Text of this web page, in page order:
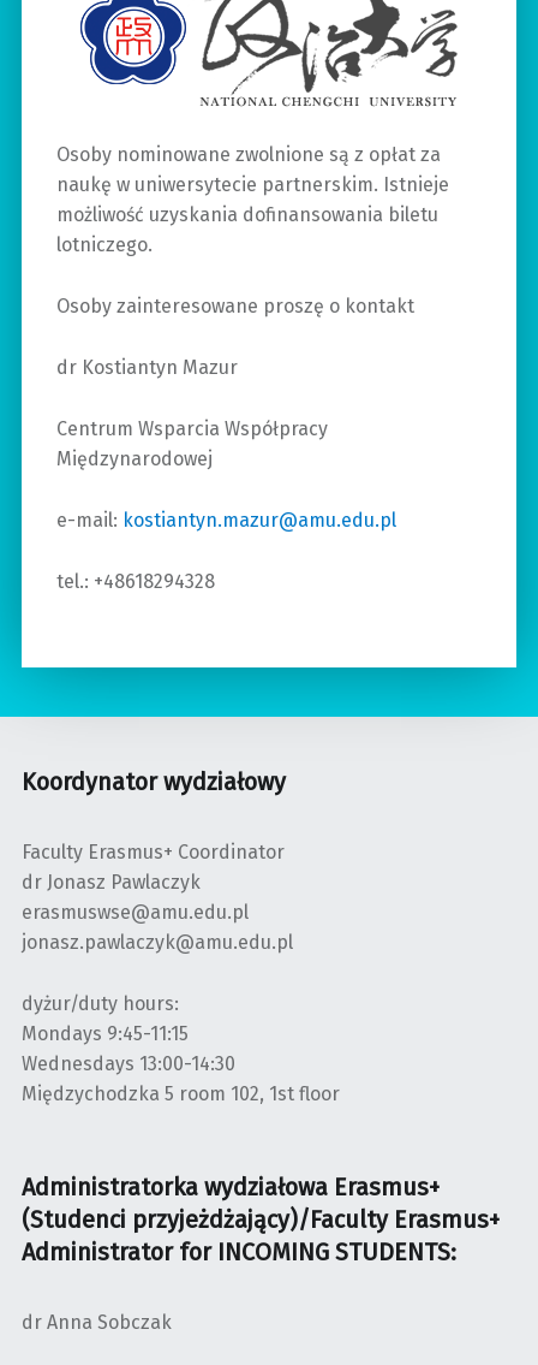
Osoby nominowane zwolnione są z opłat za
naukę w uniwersytecie partnerskim. Istnieje
możliwość uzyskania dofinansowania biletu
lotniczego.
Osoby zainteresowane proszę o kontakt
dr Kostiantyn Mazur
Centrum Wsparcia Współpracy
Międzynarodowej
e-mail: kostiantyn.mazur@amu.edu.pl
tel.: +48618294328
Koordynator wydziałowy
Faculty Erasmus+ Coordinator
dr Jonasz Pawlaczyk
erasmuswse@amu.edu.pl
jonasz.pawlaczyk@amu.edu.pl
dyżur/duty hours:
Mondays 9:45-11:15
Wednesdays 13:00-14:30
Międzychodzka 5 room 102, 1st floor
Administratorka wydziałowa Erasmus+
(Studenci przyjeżdżający)/Faculty Erasmus+
Administrator for INCOMING STUDENTS:
dr Anna Sobczak